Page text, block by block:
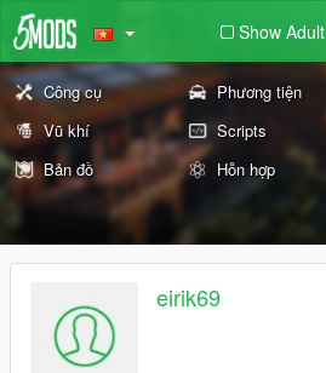
Show Adult
Công cụ Phương tiện
Vũ khí
Scripts
Bản đồ
Hỗn hợp
eirik69